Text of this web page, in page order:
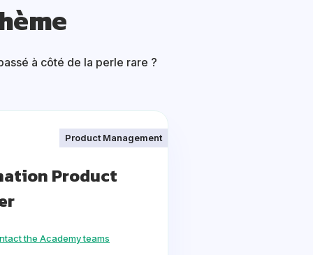
à côté de la perle rare ?
Product Management
Product
the Academy teams